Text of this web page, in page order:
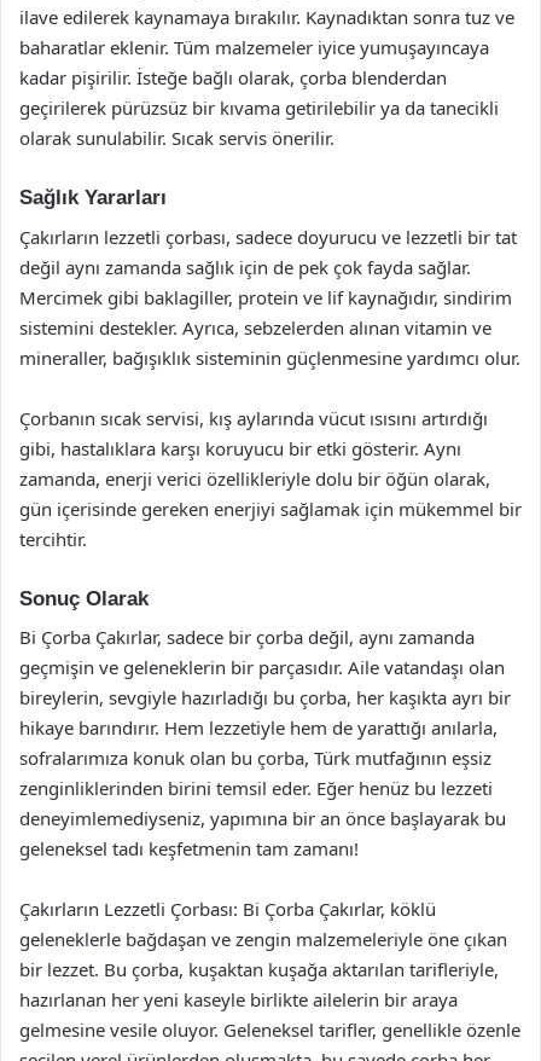
ilave edilerek kaynamaya bırakılır. Kaynadıktan sonra tuz ve
baharatlar eklenir. Tüm malzemeler iyice yumuşayıncaya
kadar pişirilir. İsteğe bağlı olarak, çorba blenderdan
geçirilerek pürüzsüz bir kıvama getirilebilir ya da tanecikli
olarak sunulabilir. Sıcak servis önerilir.
Sağlık Yararları
Çakırların lezzetli çorbası, sadece doyurucu ve lezzetli bir tat
değil aynı zamanda sağlık için de pek çok fayda sağlar.
Mercimek gibi baklagiller, protein ve lif kaynağıdır, sindirim
sistemini destekler. Ayrıca, sebzelerden alınan vitamin ve
mineraller, bağışıklık sisteminin güçlenmesine yardımcı olur.
Çorbanın sıcak servisi, kış aylarında vücut ısısını artırdığı
gibi, hastalıklara karşı koruyucu bir etki gösterir. Aynı
zamanda, enerji verici özellikleriyle dolu bir öğün olarak,
gün içerisinde gereken enerjiyi sağlamak için mükemmel bir
tercihtir.
Sonuç Olarak
Bi Çorba Çakırlar, sadece bir çorba değil, aynı zamanda
geçmişin ve geleneklerin bir parçasıdır. Aile vatandaşı olan
bireylerin, sevgiyle hazırladığı bu çorba, her kaşıkta ayrı bir
hikaye barındırır. Hem lezzetiyle hem de yarattığı anılarla,
sofralarımıza konuk olan bu çorba, Türk mutfağının eşsiz
zenginliklerinden birini temsil eder. Eğer henüz bu lezzeti
deneyimlemediyseniz, yapımına bir an önce başlayarak bu
geleneksel tadı keşfetmenin tam zamanı!
Çakırların Lezzetli Çorbası: Bi Çorba Çakırlar, köklü
geleneklerle bağdaşan ve zengin malzemeleriyle öne çıkan
bir lezzet. Bu çorba, kuşaktan kuşağa aktarılan tarifleriyle,
hazırlanan her yeni kaseyle birlikte ailelerin bir araya
gelmesine vesile oluyor. Geleneksel tarifler, genellikle özenle